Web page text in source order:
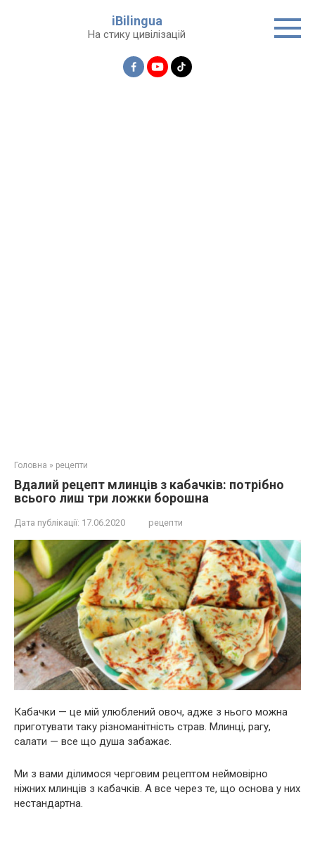
iBilingua
На стику цивілізацій
Головна » рецепти
Вдалий рецепт млинців з кабачків: потрібно
всього лиш три ложки борошна
Дата публікації: 17.06.2020 рецепти
Кабачки — це мій улюблений овоч, адже з нього можна
приготувати таку різноманітність страв. Млинці, рагу,
салати — все що душа забажає.
Ми з вами ділимося черговим рецептом неймовірно
ніжних млинців з кабачків. А все через те, що основа у них
нестандартна.